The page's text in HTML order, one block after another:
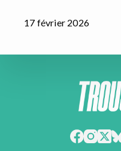
17 février 2026